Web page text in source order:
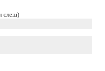
слеш)